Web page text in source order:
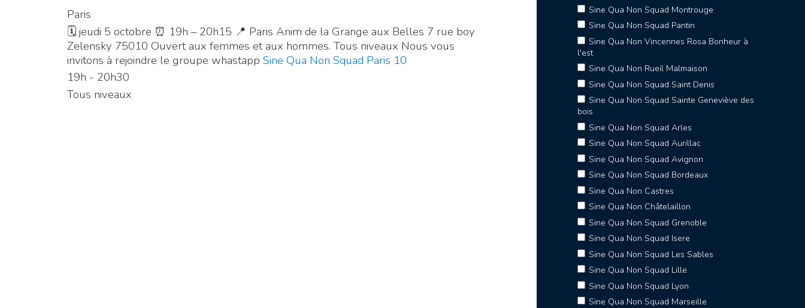
Paris
🗓 jeudi 5 octobre ⏰ 19h – 20h15 📍 Paris Anim de la Grange aux Belles 7 rue boy
Zelensky 75010 Ouvert aux femmes et aux hommes. Tous niveaux Nous vous
invitons à rejoindre le groupe whastapp Sine Qua Non Squad Paris 10
19h - 20h30
Tous niveaux
Sine Qua Non Squad Montrouge
Sine Qua Non Squad Pantin
Sine Qua Non Vincennes Rosa Bonheur à
l'est
Sine Qua Non Rueil Malmaison
Sine Qua Non Squad Saint Denis
Sine Qua Non Squad Sainte Geneviève des
bois
Sine Qua Non Squad Arles
Sine Qua Non Squad Aurillac
Sine Qua Non Squad Avignon
Sine Qua Non Squad Bordeaux
Sine Qua Non Castres
Sine Qua Non Châtelaillon
Sine Qua Non Squad Grenoble
Sine Qua Non Squad Isere
Sine Qua Non Squad Les Sables
Sine Qua Non Squad Lille
Sine Qua Non Squad Lyon
Sine Qua Non Squad Marseille